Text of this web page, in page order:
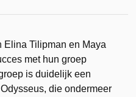
Tilipman en Maya
met hun groep
is duidelijk een
die ondermeer